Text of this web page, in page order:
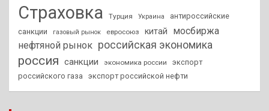
Страховка
Турция Украина
антироссийские
санкции
газовый рынок евросоюз китай
мосбиржа
нефтяной рынок российская экономика
россия санкции экономика россии
экспорт
российского газа
экспорт российской нефти